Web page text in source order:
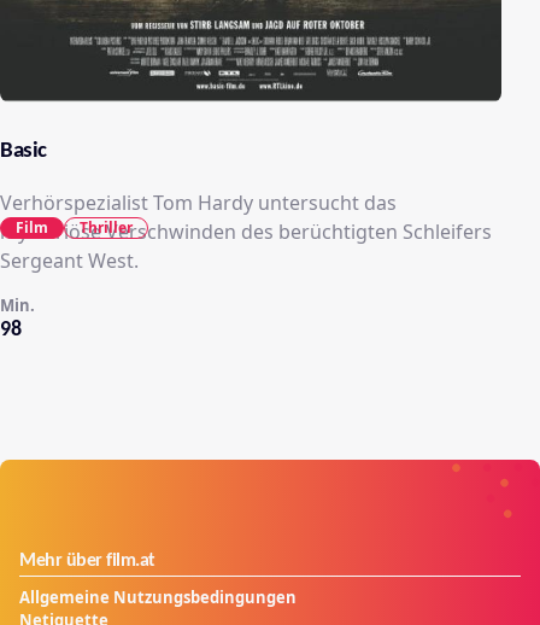
Basic
Verhörspezialist Tom Hardy untersucht das
mysteriöse Verschwinden des berüchtigten Schleifers
Sergeant West.
98
Min.
Film Thriller
Mehr über film.at
Allgemeine Nutzungsbedingungen
Netiquette